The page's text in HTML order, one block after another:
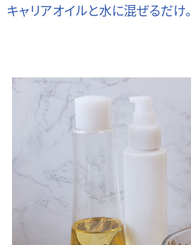
キャリアオイルと水に混ぜるだけ。